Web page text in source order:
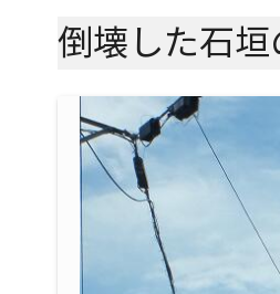
倒壊した石